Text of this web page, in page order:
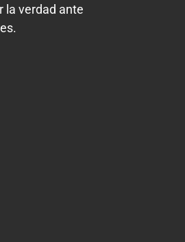
la verdad ante